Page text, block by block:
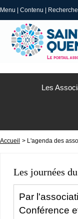
Menu Contenu Recherche
Les
Accueil > L'agenda des
Les journées
Par
Conférence